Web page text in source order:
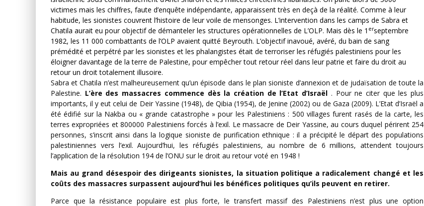
victimes mais les chiffres, faute d’enquête indépendante, apparaissent très en deçà de la réalité. Comme à leur
habitude, les sionistes couvrent l’histoire de leur voile de mensonges. L’intervention dans les camps de Sabra et
Chatila aurait eu pour objectif de démanteler les structures opérationnelles de L’OLP. Mais dès le 1 erseptembre
1982, les 11 000 combattants de l’OLP avaient quitté Beyrouth. L’objectif inavoué, avéré, du bain de sang
prémédité et perpétré par les sionistes et les phalangistes était de terroriser les réfugiés palestiniens pour les
éloigner davantage de la terre de Palestine, pour empêcher tout retour réel dans leur patrie et faire du droit au
retour un droit totalement illusoire.
Sabra et Chatila n’est malheureusement qu’un épisode dans le plan sioniste d’annexion et de judaïsation de toute la
Palestine. L’ère des massacres commence dès la création de l’Etat d’Israël . Pour ne citer que les plus
importants, il y eut celui de Deir Yassine (1948), de Qibia (1954), de Jenine (2002) ou de Gaza (2009). L’Etat d’Israël a
été édifié sur la Nakba ou « grande catastrophe » pour les Palestiniens : 500 villages furent rasés de la carte, les
terres expropriées et 800000 Palestiniens forcés à l’exil. Le massacre de Deir Yassine, au cours duquel périrent 254
personnes, s’inscrit ainsi dans la logique sioniste de purification ethnique : il a précipité le départ des populations
palestiniennes vers l’exil. Aujourd’hui, les réfugiés palestiniens, au nombre de 6 millions, attendent toujours
l’application de la résolution 194 de l’ONU sur le droit au retour voté en 1948 !
Mais au grand désespoir des dirigeants sionistes, la situation politique a radicalement changé et les
coûts des massacres surpassent aujourd’hui les bénéfices politiques qu’ils peuvent en retirer.
Parce que la résistance populaire est plus forte, le transfert massif des Palestiniens n’est plus une option